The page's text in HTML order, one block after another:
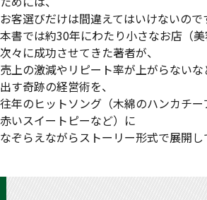
お客選びだけは間違えてはいけないので
本書では約30年にわたり小さなお店（
次々に成功させてきた著者が、
売上の激減やリピート率が上がらない
出す奇跡の経営術を、
往年のヒットソング（木綿のハンカチー
赤いスイートピーなど）に
なぞらえながらストーリー形式で展開し